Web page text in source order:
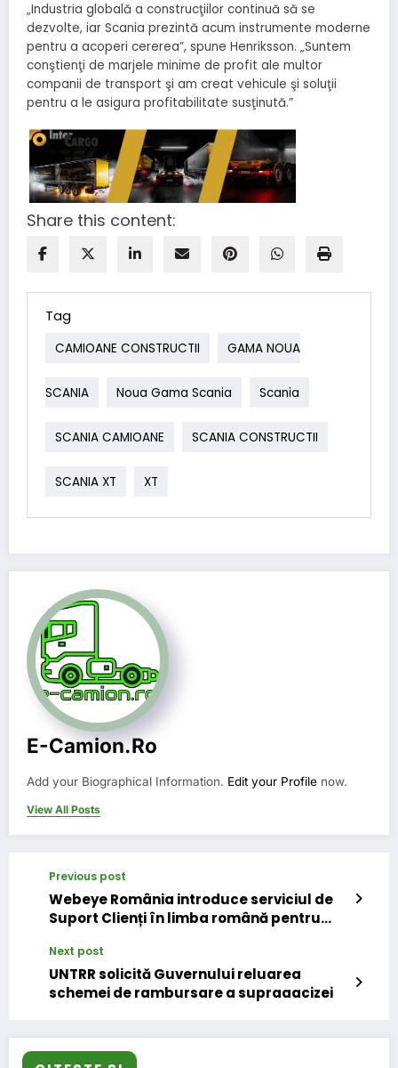
„Industria globală a construcţiilor continuă să se
dezvolte, iar Scania prezintă acum instrumente moderne
pentru a acoperi cererea”, spune Henriksson. „Suntem
conştienţi de marjele minime de profit ale multor
companii de transport şi am creat vehicule şi soluţii
pentru a le asigura profitabilitate susţinută.”
Share this content:
Tag
CAMIOANE CONSTRUCTII GAMA NOUA
SCANIA Noua Gama Scania Scania
SCANIA CAMIOANE SCANIA CONSTRUCTII
SCANIA XT XT
E-Camion.ro
Add your Biographical Information. Edit your Profile now.
View All Posts
Previous post
Webeye România introduce serviciul de
Suport Clienți în limba română pentru
Next post
UNTRR solicită Guvernului reluarea
schemei de rambursare a supraaacizei